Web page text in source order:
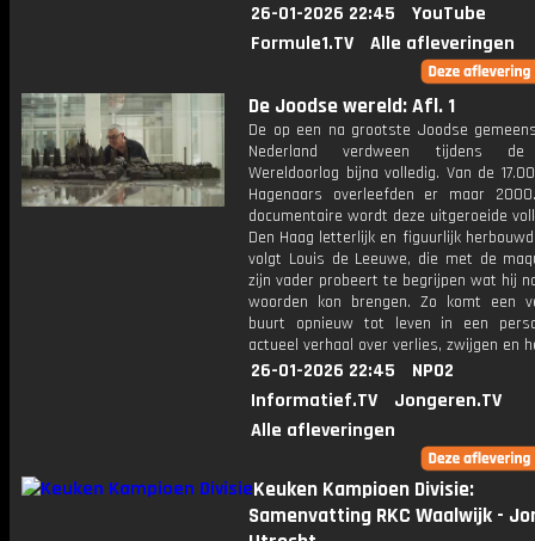
26-01-2026 22:45
YouTube
Formule1.TV
Alle afleveringen
De Joodse wereld: Afl. 1
De op een na grootste Joodse
Nederland verdween tijdens de
Wereldoorlog bijna volledig. Van de
Hagenaars overleefden er maar
documentaire wordt deze uitgeroeide
Den Haag letterlijk en figuurlijk
volgt Louis de Leeuwe, die met de
zijn vader probeert te begrijpen wat hij
woorden kon brengen. Zo komt een
buurt opnieuw tot leven in een
actueel verhaal over verlies, zwijgen en
26-01-2026 22:45
NPO2
Informatief.TV
Jongeren.TV
Alle afleveringen
Keuken Kampioen Divisie:
Samenvatting RKC Waalwijk -